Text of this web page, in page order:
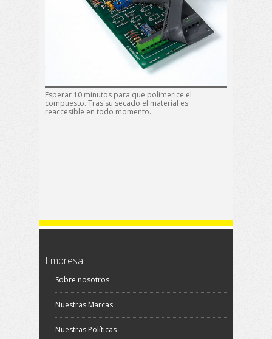
Esperar 10 minutos para que polimerice el
compuesto. Tras su secado el material es
reaccesible en todo momento.
Empresa
Sobre nosotros
Nuestras Marcas
Nuestras Políticas